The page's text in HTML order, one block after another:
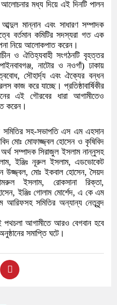
মধ্য দিয়ে এই দিনটি পালন
মান্নান এবং সাধারণ সম্পাদক
বর্তমান কমিটির সদস্যরা গত এক
নিয়ে আলোকপাত করেন।
ও ঐতিহ্যবাহী সংগঠনটি বৃহত্তর
নাটোর ও নওগাঁ) ঢাকায়
সৌহার্দ্য এবং ঐক্যের বন্ধন
কাজ করে যাচ্ছে। প্রতিষ্ঠাবার্ষিকীর
এই গৌরবের ধারা আগামীতেও
করেন।
সহ-সভাপতি এস এম এহসান
মোঃ মোফাজ্জ্বল হোসেন ও কৃষিবিদ
সম্পাদক সিরাজুল ইসলাম নান্নুসহ
ইঞ্জিঃ নূরুল ইসলাম, এডভোকেট
উজ্জ্বল, মোঃ ইকবাল হোসেন, সৈয়দ
ইসলাম, রোকসানা রিক্তা,
ইঞ্জিঃ গোলাম মোর্শেদ, এ কে এম
আরিফসহ সমিতির অন্যান্য নেতৃবৃন্দ
আগামীতে আরও বেগবান হবে
সমাপ্তি ঘটে।